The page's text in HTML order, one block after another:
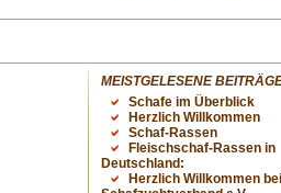
MEISTGELESENE
Schafe im Überblick
Herzlich Willkommen
Schaf-Rassen
Fleischschaf-Rassen in
Deutschland:
Herzlich Willkommen